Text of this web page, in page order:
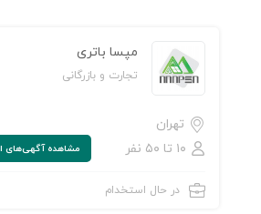
مپسا باتری
تجارت و بازرگانی
تهران
۱۰ تا ۵۰ نفر
مشاهده‌ آگهی‌های
در حال استخدام